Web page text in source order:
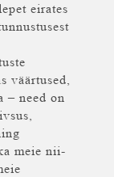
eirates
väärtused,
– need on
meie nii-